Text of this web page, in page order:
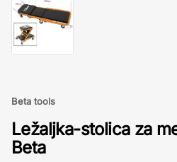
Beta tools
Ležaljka-stolica za
Beta